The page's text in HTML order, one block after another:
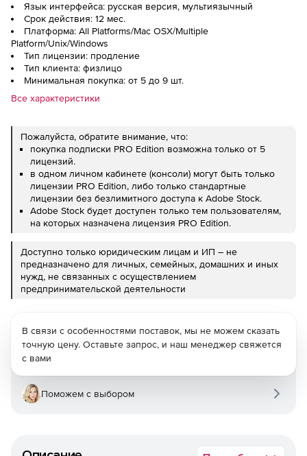
Язык интерфейса: русская версия, мультиязычный
Срок действия: 12 мес.
Платформа: All Platforms/Mac OSX/Multiple
Platform/Unix/Windows
Тип лицензии: продление
Тип клиента: физлицо
Минимальная покупка: от 5 до 9 шт.
Все характеристики
Пожалуйста, обратите внимание, что:
покупка подписки PRO Edition возможна только от 5
лицензий.
в одном личном кабинете (консоли) могут быть только
лицензии PRO Edition, либо только стандартные
лицензии без безлимитного доступа к Adobe Stock.
Adobe Stock будет доступен только тем пользователям,
на которых назначена лицензия PRO Edition.
Доступно только юридическим лицам и ИП – не
предназначено для личных, семейных, домашних и иных
нужд, не связанных с осуществлением
предпринимательской деятельности
В связи с особенностями поставок, мы не можем сказать
точную цену. Оставьте запрос, и наш менеджер свяжется
с вами
Поможем с выбором